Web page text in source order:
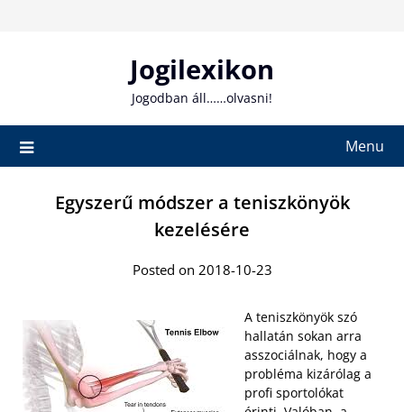
Jogilexikon
Jogodban áll……olvasni!
Menu
Egyszerű módszer a teniszkönyök
kezelésére
Posted on 2018-10-23
A teniszkönyök szó
hallatán sokan arra
asszociálnak, hogy a
probléma kizárólag a
profi sportolókat